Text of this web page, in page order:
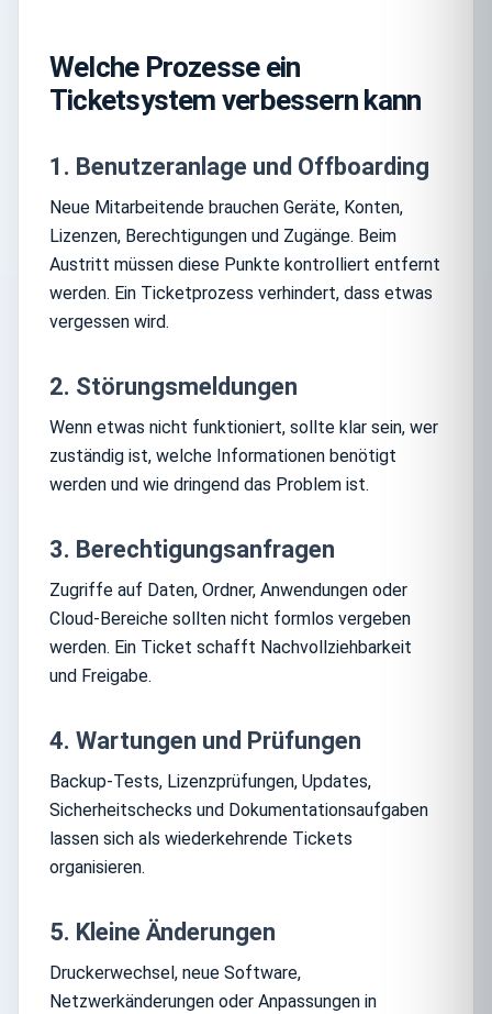
Welche Prozesse ein
Ticketsystem verbessern kann
1. Benutzeranlage und Offboarding
Neue Mitarbeitende brauchen Geräte, Konten,
Lizenzen, Berechtigungen und Zugänge. Beim
Austritt müssen diese Punkte kontrolliert entfernt
werden. Ein Ticketprozess verhindert, dass etwas
vergessen wird.
2. Störungsmeldungen
Wenn etwas nicht funktioniert, sollte klar sein, wer
zuständig ist, welche Informationen benötigt
werden und wie dringend das Problem ist.
3. Berechtigungsanfragen
Zugriffe auf Daten, Ordner, Anwendungen oder
Cloud-Bereiche sollten nicht formlos vergeben
werden. Ein Ticket schafft Nachvollziehbarkeit
und Freigabe.
4. Wartungen und Prüfungen
Backup-Tests, Lizenzprüfungen, Updates,
Sicherheitschecks und Dokumentationsaufgaben
lassen sich als wiederkehrende Tickets
organisieren.
5. Kleine Änderungen
Druckerwechsel, neue Software,
Netzwerkänderungen oder Anpassungen in